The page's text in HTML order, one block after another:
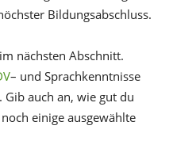
Bildungsabschluss.
nächsten Abschnitt.
– und Sprachkenntnisse
auch an, wie gut du
einige ausgewählte